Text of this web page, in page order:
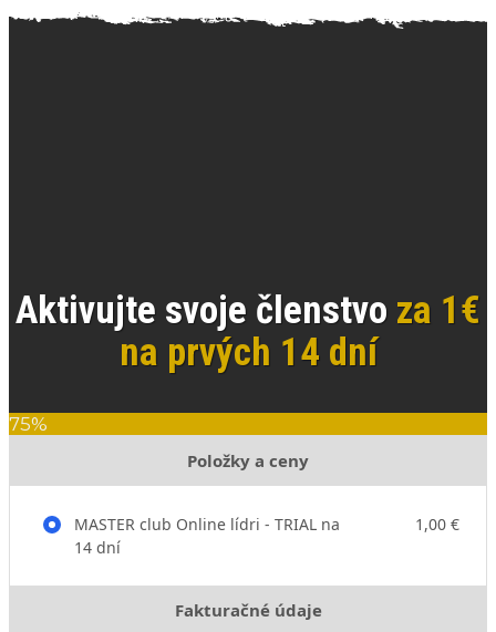
Aktivujte svoje členstvo za 1€
na prvých 14 dní
75%
Položky a ceny
MASTER club Online lídri - TRIAL na
14 dní
1,00 €
Fakturačné údaje